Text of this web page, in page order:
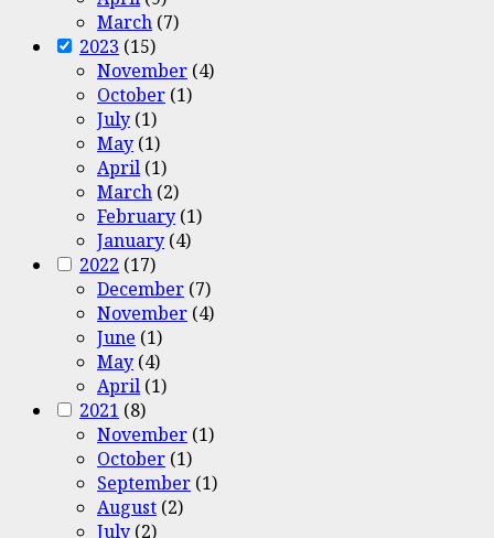
March (7)
2023 (15)
November (4)
October (1)
July (1)
May (1)
April (1)
March (2)
February (1)
January (4)
2022 (17)
December (7)
November (4)
June (1)
May (4)
April (1)
2021 (8)
November (1)
October (1)
September (1)
August (2)
July (2)